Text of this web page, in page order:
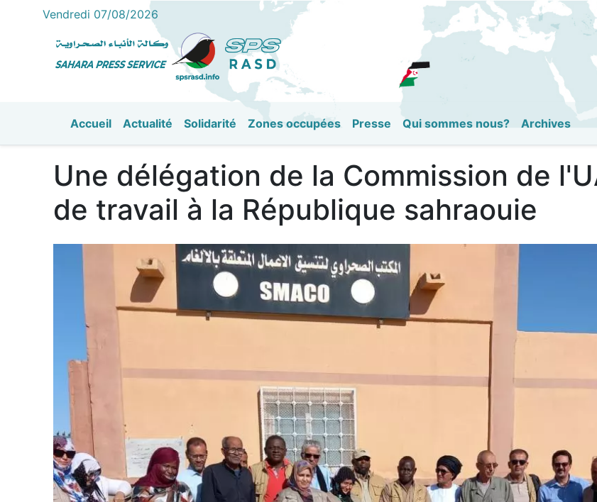
Aller
au
contenu
Vendredi 07/08/2026
Accueil Actualité Solidarité Zones occupées Presse Qui sommes nous? Archives
Une délégation de la Commission de
de travail à la République sahraouie